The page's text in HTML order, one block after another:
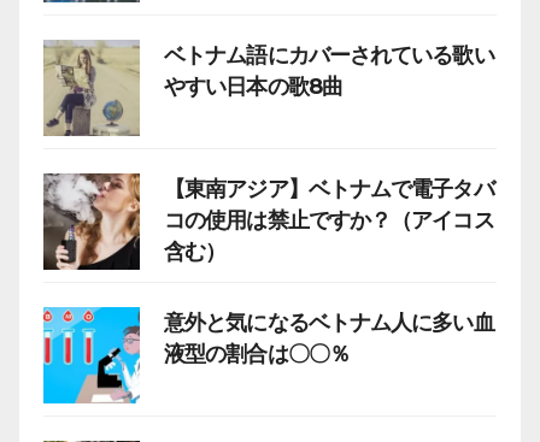
ベトナム語にカバーされている歌い
やすい日本の歌8曲
【東南アジア】ベトナムで電子タバ
コの使用は禁止ですか？（アイコス
含む）
意外と気になるベトナム人に多い血
液型の割合は〇〇％